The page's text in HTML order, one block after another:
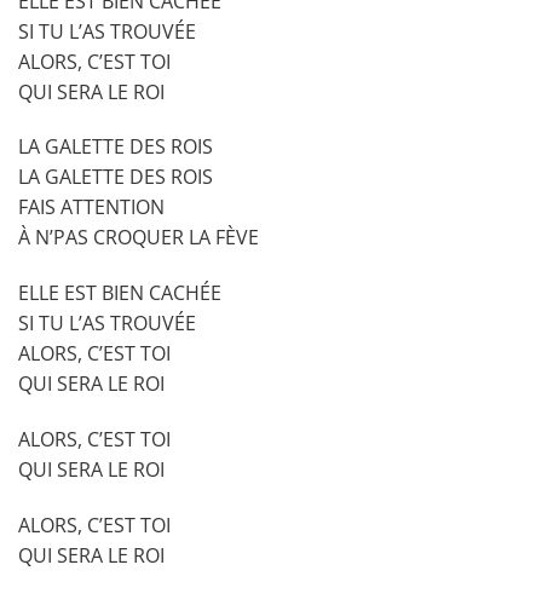
SI TU L’AS TROUVÉE
ALORS, C’EST TOI
QUI SERA LE ROI
LA GALETTE DES ROIS
LA GALETTE DES ROIS
FAIS ATTENTION
À N’PAS CROQUER LA FÈVE
ELLE EST BIEN CACHÉE
SI TU L’AS TROUVÉE
ALORS, C’EST TOI
QUI SERA LE ROI
ALORS, C’EST TOI
QUI SERA LE ROI
ALORS, C’EST TOI
QUI SERA LE ROI